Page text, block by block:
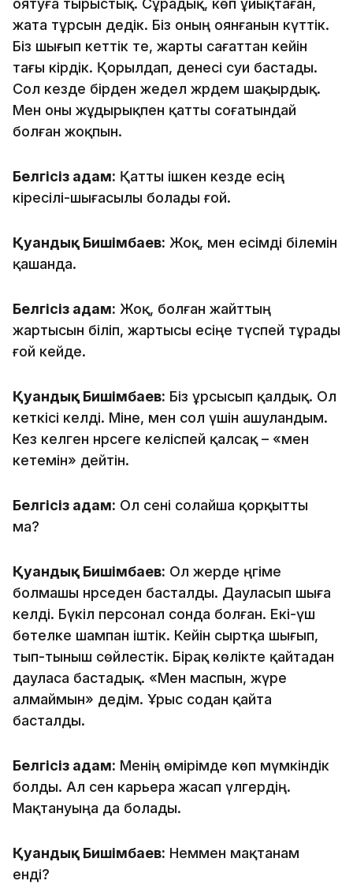
оятуға тырыстық. Сұрадық, көп ұйықтаған,
жата тұрсын дедік. Біз оның оянғанын күттік.
Біз шығып кеттік те, жарты сағаттан кейін
тағы кірдік. Қорылдап, денесі суи бастады.
Сол кезде бірден жедел жәрдем шақырдық.
Мен оны жұдырықпен қатты соғатындай
болған жоқпын.
Белгісіз адам: Қатты ішкен кезде есің
кіресілі-шығасылы болады ғой.
Қуандық Бишімбаев: Жоқ, мен есімді білемін
қашанда.
Белгісіз адам: Жоқ, болған жайттың
жартысын біліп, жартысы есіңе түспей тұрады
ғой кейде.
Қуандық Бишімбаев: Біз ұрсысып қалдық. Ол
кеткісі келді. Міне, мен сол үшін ашуландым.
Кез келген нәрсеге келіспей қалсақ – «мен
кетемін» дейтін.
Белгісіз адам: Ол сені солайша қорқытты
ма?
Қуандық Бишімбаев: Ол жерде әңгіме
болмашы нәрседен басталды. Дауласып шыға
келді. Бүкіл персонал сонда болған. Екі-үш
бөтелке шампан іштік. Кейін сыртқа шығып,
тып-тыныш сөйлестік. Бірақ көлікте қайтадан
дауласа бастадық. «Мен маспын, жүре
алмаймын» дедім. Ұрыс содан қайта
басталды.
Белгісіз адам: Менің өмірімде көп мүмкіндік
болды. Ал сен карьера жасап үлгердің.
Мақтануыңа да болады.
Қуандық Бишімбаев: Неммен мақтанам
енді?